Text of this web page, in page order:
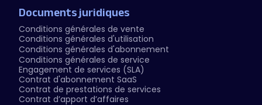
Documents juridiques
Conditions générales de vente
Conditions générales d'utilisation
Conditions générales d'abonnement
Conditions générales de service
Engagement de services (SLA)
Contrat d'abonnement SaaS
Contrat de prestations de services
Contrat d’apport d’affaires